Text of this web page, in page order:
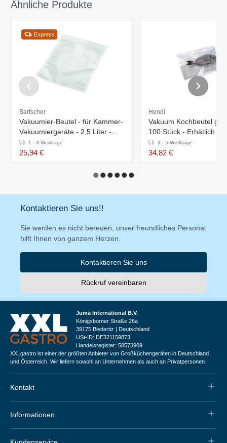
Ähnliche Produkte
Express
Bartscher
Vakuumier-Beutel - für Kammer-
Vakuumiergeräte - 2,5 Liter -
200x300mm
1 - 3 Werktage
25,94 €
Hendi
Vakuum Kochbeutel
100 Stück - Erhätlich in
Größen
3 - 5 Werktage
34,82 €
Kontaktieren Sie uns!!
Sie werden es nicht bereuen, unser freundliches Personal
hilft Ihnen von ganzem Herzen.
Kontaktieren Sie uns
Rückruf vereinbaren
Juma International B.V.
Königsborner Straße 26a
39175 Biederitz | Deutschland
USt-ID: DE321159873
Handelsregister: 58573909
XXLgastro ist einer der größten Anbieter von Großküchengeräten in Deutschland
und Österreich. Wir liefern sowohl an Unternehmen als auch an Privatpersonen.
Kontakt
Informationen